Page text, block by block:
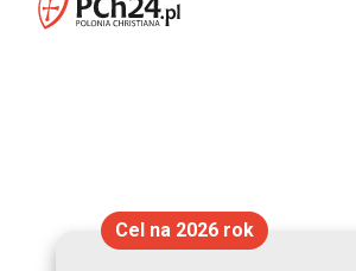
Cel na 2026 rok